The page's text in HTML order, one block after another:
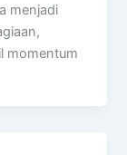
menjadi
momentum